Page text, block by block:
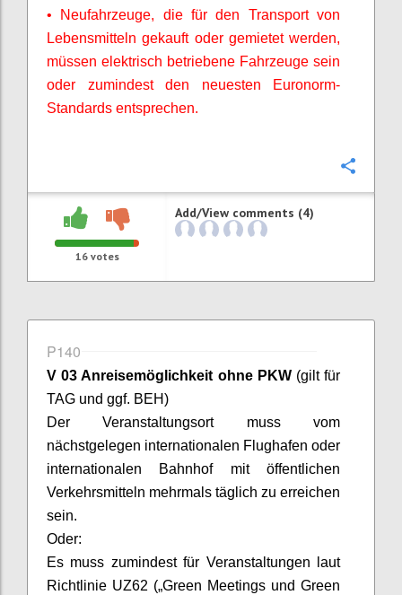
• Neufahrzeuge, die für den Transport von
Lebensmitteln gekauft oder gemietet werden,
müssen elektrisch betriebene Fahrzeuge sein
oder zumindest den neuesten Euronorm-
Standards entsprechen.
16votes
Add/View comments (4)
P140
V 03 Anreisemöglichkeit ohne PKW (gilt für
TAG und ggf. BEH)
Der Veranstaltungsort muss vom
nächstgelegen internationalen Flughafen oder
internationalen Bahnhof mit öffentlichen
Verkehrsmitteln mehrmals täglich zu erreichen
sein.
Oder:
Es muss zumindest für Veranstaltungen laut
Richtlinie UZ62 („Green Meetings und Green